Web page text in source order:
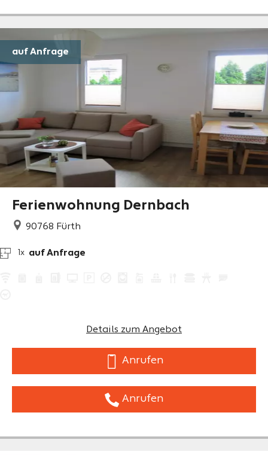
Ferienwohnung Dernbach
90768 Fürth
1x auf Anfrage
Details zum Angebot
Anrufen
Anrufen
auf Anfrage